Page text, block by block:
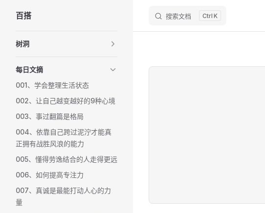
Skip to content
百搭 搜索文档 K
树洞
每日文摘
001、学会整理生活状态
002、让自己越变越好的9种心境
003、事过翻篇是格局
004、依靠自己跨过泥泞才能真
正拥有战胜风浪的能力
005、懂得劳逸结合的人走得更远
006、如何提高专注力
007、真诚是最能打动人心的力
量